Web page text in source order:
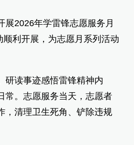
2026年学雷锋志愿服务月
顺利开展，为志愿月系列活动
读事迹感悟雷锋精神内
常。志愿服务当天，志愿者
，清理卫生死角、铲除违规